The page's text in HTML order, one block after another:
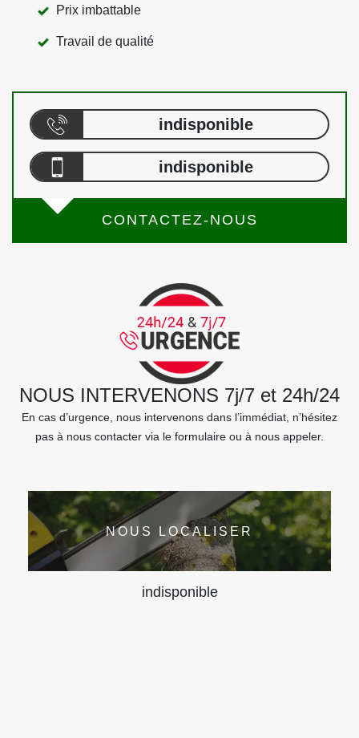
Prix imbattable
Travail de qualité
indisponible
indisponible
CONTACTEZ-NOUS
NOUS INTERVENONS 7j/7 et 24h/24
En cas d’urgence, nous intervenons dans l’immédiat, n’hésitez
pas à nous contacter via le formulaire ou à nous appeler.
NOUS LOCALISER
indisponible